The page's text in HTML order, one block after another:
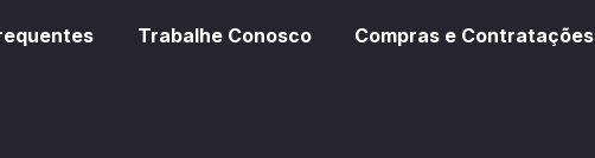
Trabalhe Conosco Compras e Contratações